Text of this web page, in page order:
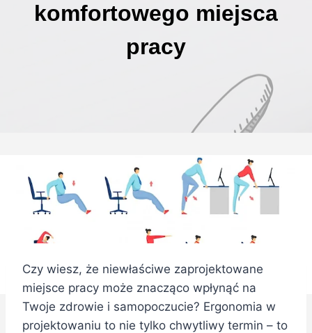
komfortowego miejsca
pracy
Czy wiesz, że niewłaściwe zaprojektowane
miejsce pracy może znacząco wpłynąć na
Twoje zdrowie i samopoczucie? Ergonomia w
projektowaniu to nie tylko chwytliwy termin – to